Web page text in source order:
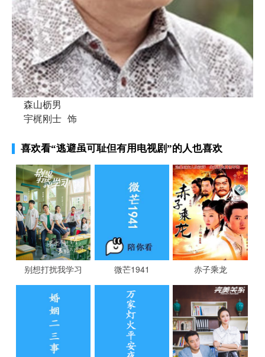
森山枥男
宇梶刚士 饰
喜欢看“逃避虽可耻但有用电视剧”的人也喜欢
别想打扰我学习 微芒1941 赤子乘龙